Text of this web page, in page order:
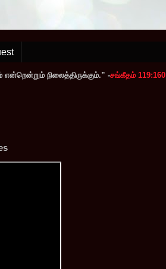
நிலைத்திருக்கும்.” -சங்கீதம் 119:160